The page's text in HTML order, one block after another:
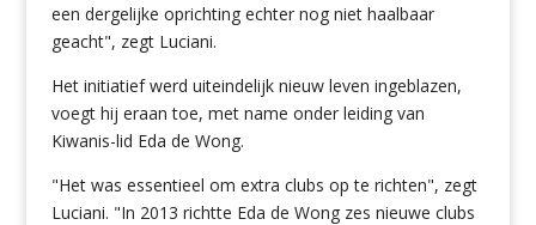
een dergelijke oprichting echter nog niet haalbaar
geacht", zegt Luciani.
Het initiatief werd uiteindelijk nieuw leven ingeblazen,
voegt hij eraan toe, met name onder leiding van
Kiwanis-lid Eda de Wong.
"Het was essentieel om extra clubs op te richten", zegt
Luciani. "In 2013 richtte Eda de Wong zes nieuwe clubs